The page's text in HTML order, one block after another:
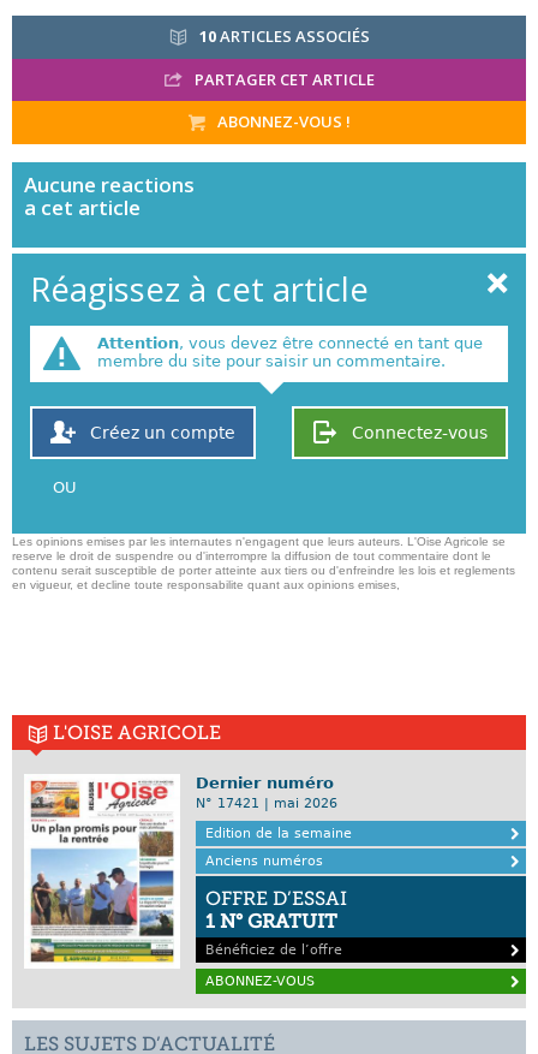
10ARTICLES ASSOCIÉS
PARTAGER CET ARTICLE
ABONNEZ-VOUS !
Aucune reactions
a cet article
Réagissez à cet article
Attention, vous devez être connecté en tant que
membre du site pour saisir un commentaire.
Connectez-vous
Créez un compte
OU
Les opinions emises par les internautes n'engagent que leurs auteurs. L'Oise Agricole se
reserve le droit de suspendre ou d'interrompre la diffusion de tout commentaire dont le
contenu serait susceptible de porter atteinte aux tiers ou d'enfreindre les lois et reglements
en vigueur, et decline toute responsabilite quant aux opinions emises,
L'OISE AGRICOLE
Dernier numéro
N° 17421 | mai 2026
Edition de la semaine
Anciens numéros
OFFRE D’ESSAI
1 N° GRATUIT
Bénéficiez de l’offre
ABONNEZ-VOUS
LES SUJETS D’ACTUALITÉ